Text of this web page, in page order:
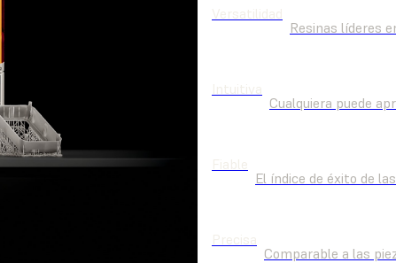
Versatilidad
Resinas líderes
Intuitiva
Cualquiera puede
Fiable
El índice de éxito de
Precisa
Comparable a las